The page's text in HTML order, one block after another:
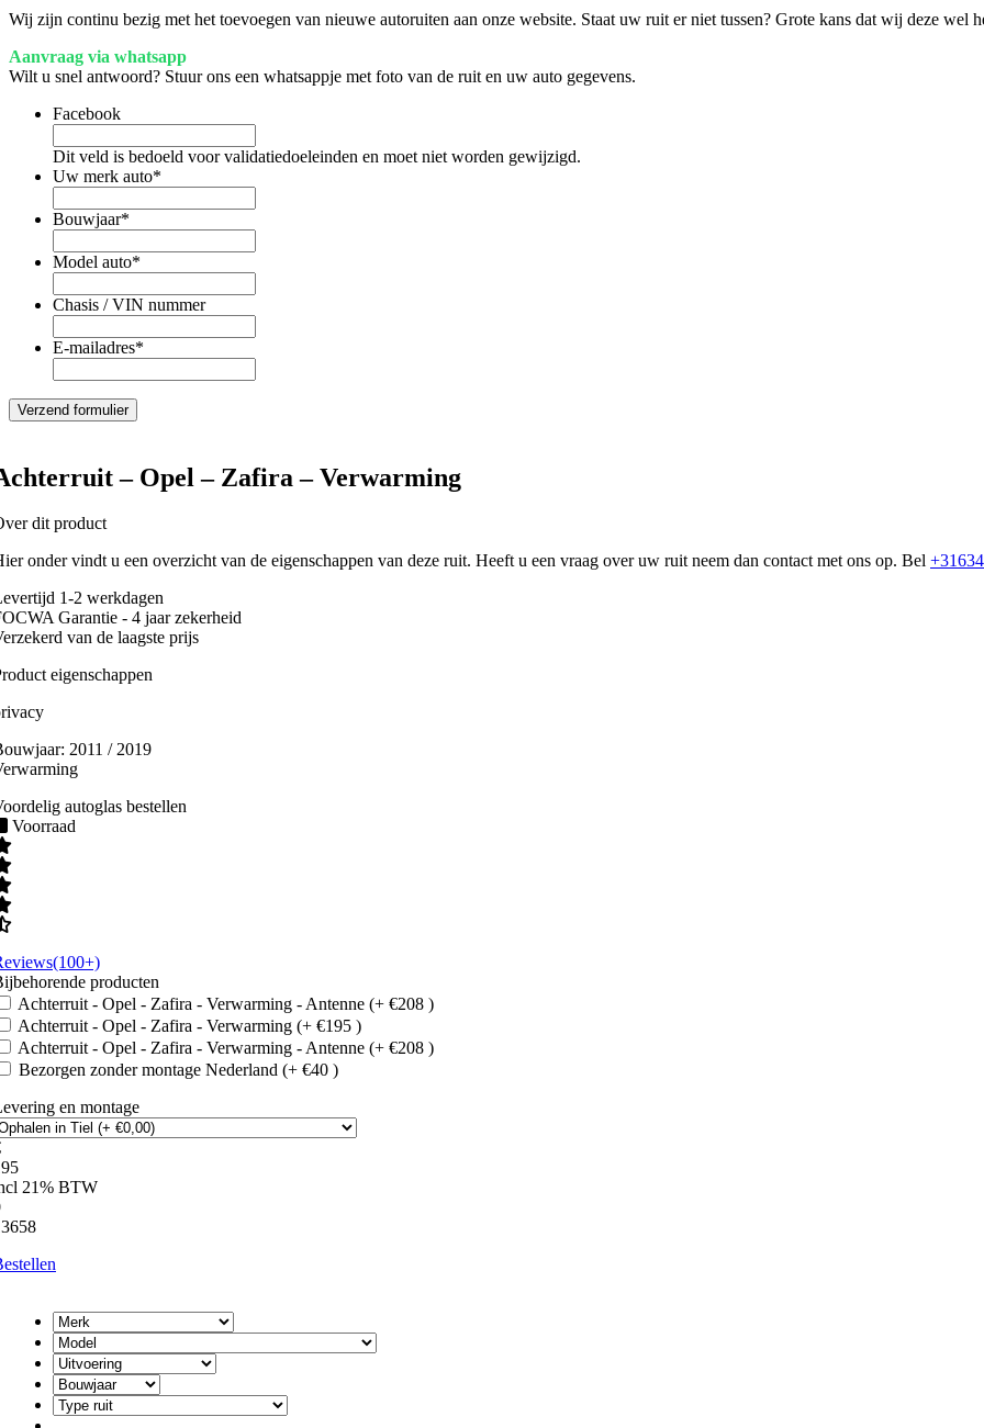
Wij zijn continu bezig met het toevoegen van nieuwe autoruiten aan onze website. Staat uw ruit er niet tussen? Grote kans dat wij deze
Aanvraag via whatsapp
Wilt u snel antwoord? Stuur ons een whatsappje met foto van de ruit en uw auto gegevens.
Facebook
Dit veld is bedoeld voor validatiedoeleinden en moet niet worden gewijzigd.
Uw merk auto*
Bouwjaar*
Model auto*
Chasis / VIN nummer
E-mailadres*
– Opel – Zafira – Verwarming
dit product
onder vindt u een overzicht van de eigenschappen van deze ruit. Heeft u een vraag over uw ruit neem dan contact met ons op. Bel
1-2 werkdagen
Garantie - 4 jaar zekerheid
van de laagste prijs
eigenschappen
2011 / 2019
autoglas bestellen
Voorraad
producten
Achterruit - Opel - Zafira - Verwarming - Antenne (+ €208 )
Achterruit - Opel - Zafira - Verwarming (+ €195 )
Achterruit - Opel - Zafira - Verwarming - Antenne (+ €208 )
Bezorgen zonder montage Nederland (+ €40 )
en montage
21% BTW